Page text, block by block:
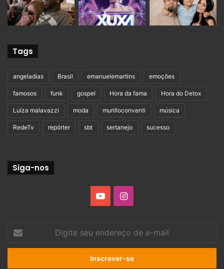
Tags
angeladias Brasil emanuelemartins emoções
famosos funk gospel Hora da fama Hora do Detox
Luíza malavazzi moda murilloconventi música
RedeTv repórter sbt sertanejo sucesso
Siga-nos
YouTubeInstagram
seu
endereço